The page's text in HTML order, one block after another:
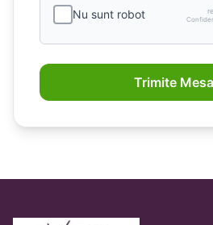
Nu sunt robot
Trimite